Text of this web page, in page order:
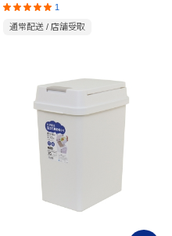
1
通常配送 / 店舗受取